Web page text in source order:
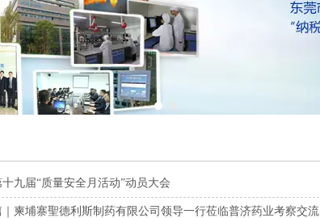
九届“质量安全月活动”动员大会
柬埔寨聖德利斯制药有限公司领导一行莅临普济药业考察交流